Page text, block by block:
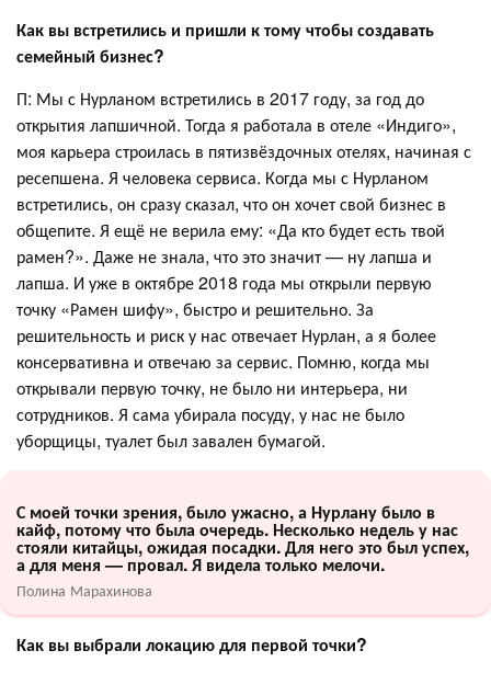
Как вы встретились и пришли к тому чтобы создавать
семейный бизнес?
П: Мы с Нурланом встретились в 2017 году, за год до
открытия лапшичной. Тогда я работала в отеле «Индиго»,
моя карьера строилась в пятизвёздочных отелях, начиная с
ресепшена. Я человека сервиса. Когда мы с Нурланом
встретились, он сразу сказал, что он хочет свой бизнес в
общепите. Я ещё не верила ему: «Да кто будет есть твой
рамен?». Даже не знала, что это значит — ну лапша и
лапша. И уже в октябре 2018 года мы открыли первую
точку «Рамен шифу», быстро и решительно. За
решительность и риск у нас отвечает Нурлан, а я более
консервативна и отвечаю за сервис. Помню, когда мы
открывали первую точку, не было ни интерьера, ни
сотрудников. Я сама убирала посуду, у нас не было
уборщицы, туалет был завален бумагой.
С моей точки зрения, было ужасно, а Нурлану было в
кайф, потому что была очередь. Несколько недель у нас
стояли китайцы, ожидая посадки. Для него это был успех,
а для меня — провал. Я видела только мелочи.
Полина Марахинова
Как вы выбрали локацию для первой точки?